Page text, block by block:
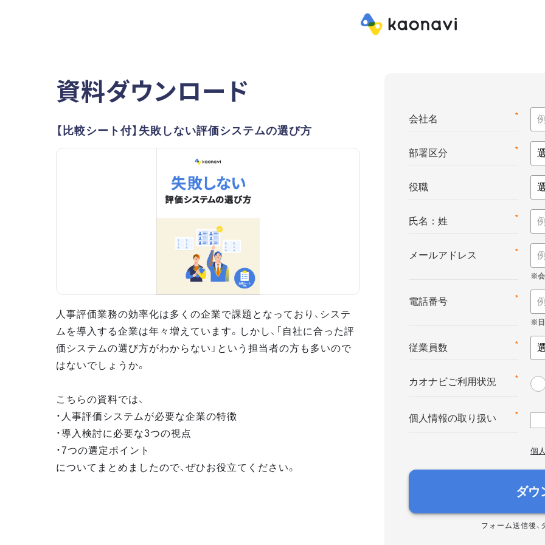
資料ダウンロード
【比較シート付】失敗しない評価システムの選び方
人事評価業務の効率化は多くの企業で課題となっており、システ
ムを導入する企業は年々増えています。しかし、「自社に合った評
価システムの選び方がわからない」という担当者の方も多いので
はないでしょうか。
こちらの資料では、
・人事評価システムが必要な企業の特徴
・導入検討に必要な3つの視点
・7つの選定ポイント
についてまとめましたので、ぜひお役立てください。
*
会社名
*
部署区分
役職
*
氏名：姓
*
メールアドレス
*
電話番号
*
従業員数
*
カオナビご利用状況
*
個人情報の取り扱い
個
ダウ
フォーム送信後